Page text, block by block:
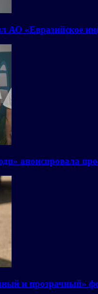
АО «Евразийское
анонсировала
и прозрачный»